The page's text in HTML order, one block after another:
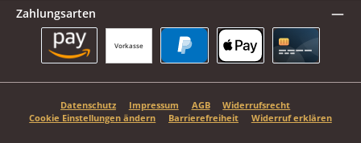
Zahlungsarten
Vorkasse
Datenschutz Impressum AGB
Widerrufsrecht
Cookie Einstellungen ändern
Barrierefreiheit Widerruf erklären